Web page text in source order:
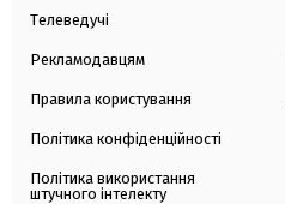
Телеведучі
Рекламодавцям
Правила користування
Політика конфіденційності
Політика використання
штучного інтелекту